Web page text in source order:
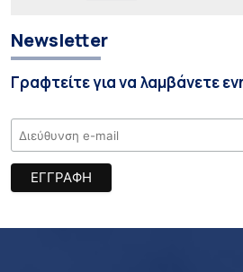
Newsletter
Γραφτείτε για να λαμβάνετε